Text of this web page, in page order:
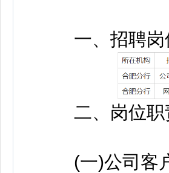
一、招聘岗
二、岗位职
(一)公司客